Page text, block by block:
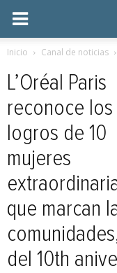
Inicio Canal de noticias
L’Oréal Paris
reconoce los
logros de 10
mujeres
que marcan
del 10th